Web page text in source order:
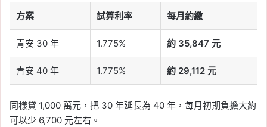
方案 試算利率 每月約繳
青安 30 年 1.775% 約 35,847 元
青安 40 年 1.775% 約 29,112 元
同樣貸 1,000 萬元，把 30 年延長為 40 年，每月初期負擔大約
可以少 6,700 元左右。